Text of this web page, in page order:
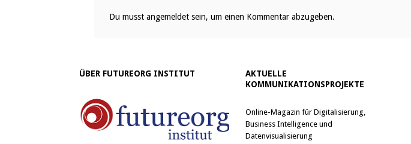
Du musst angemeldet sein, um einen Kommentar abzugeben.
ÜBER FUTUREORG INSTITUT
AKTUELLE
KOMMUNIKATIONSPROJEKTE
Online-Magazin für Digitalisierung,
Business Intelligence und
Datenvisualisierung